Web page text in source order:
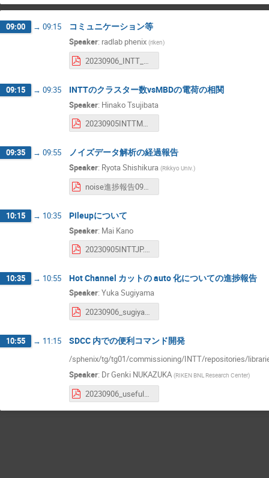
09:00 → 09:15 コミュニケーション等
Speaker: radlab phenix (riken)
20230906_INTT_JP_meeting.pdf
09:15 → 09:35 INTTのクラスター数vsMBDの電荷の相関
Speaker: Hinako Tsujibata
20230905INTTMT_tsujibata.pdf
09:35 → 09:55 ノイズデータ解析の経過報告
Speaker: Ryota Shishikura (Rikkyo Univ.)
noise進捗報告0905.pdf
10:15 → 10:35 Pileupについて
Speaker: Mai Kano
20230905INTTJP.pdf
10:35 → 10:55 Hot Channel カットの auto 化についての進捗報告
Speaker: Yuka Sugiyama
20230906_sugiyama.pdf
10:55 → 11:15 SDCC 内での便利コマンド開発
/sphenix/tg/tg01/commissioning/INTT/repositories/
Speaker: DrGenki NUKAZUKA (RIKEN BNL Research Center)
20230906_useful_commands_at_SDCC.pdf